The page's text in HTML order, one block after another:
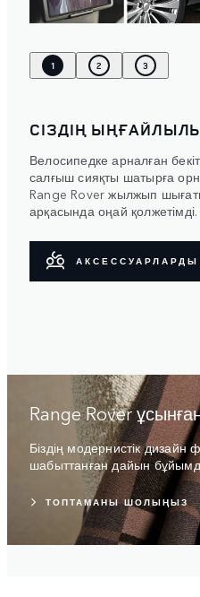
1 2 3
СІЗДІҢ
Велосипедке арналған
салғыш сияқты шатырға
Range Rover жылжып
арқасында оңай қолжетімді.
АКСЕССУАРЛАРДЫ
Range Rover
Біздің модернистік
шабыттанған дайын
ТОПТАМАНЫ ШОЛЫҢЫЗ